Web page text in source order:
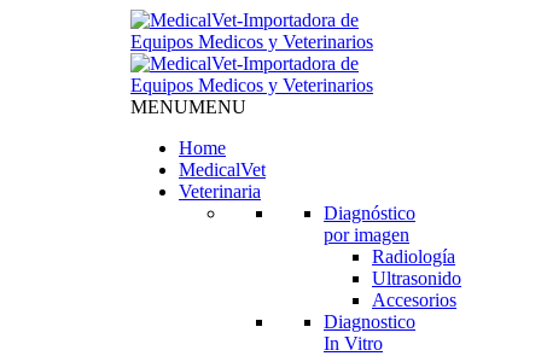
MENUMENU
Home
MedicalVet
Veterinaria
Diagnóstico
por imagen
Radiología
Ultrasonido
Accesorios
Diagnostico
In Vitro